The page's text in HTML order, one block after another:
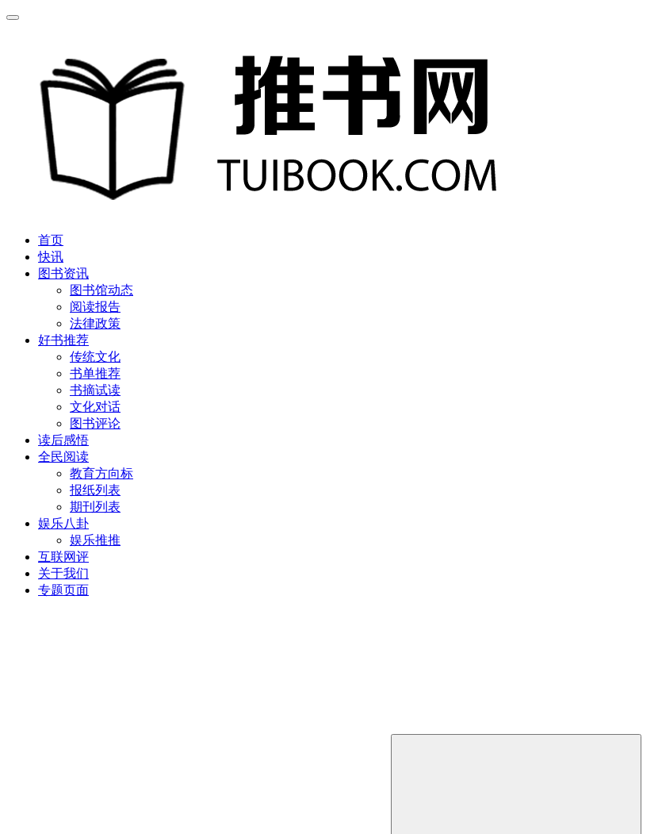
首页
快讯
图书资讯
图书馆动态
阅读报告
法律政策
好书推荐
传统文化
书单推荐
书摘试读
文化对话
图书评论
读后感悟
全民阅读
教育方向标
报纸列表
期刊列表
娱乐八卦
娱乐推推
互联网评
关于我们
专题页面